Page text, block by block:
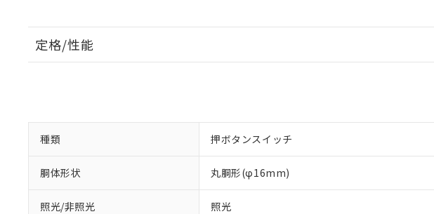
定格/性能
種類 押ボタンスイッチ
胴体形状 丸胴形(φ16mm)
照光/非照光 照光